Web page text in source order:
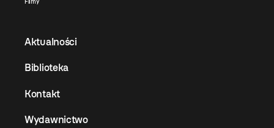
Filmy
Aktualności
Biblioteka
Kontakt
Wydawnictwo